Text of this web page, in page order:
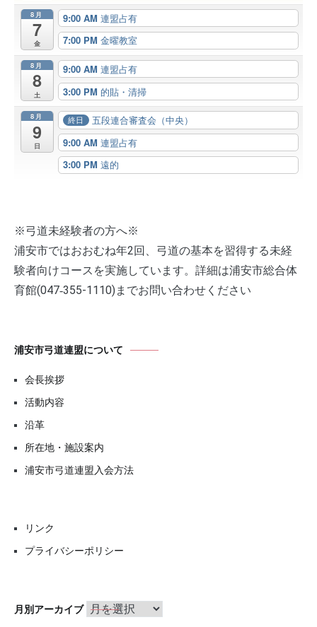
8月
7
金
9:00 AM 連盟占有
7:00 PM 金曜教室
8月
8
土
9:00 AM 連盟占有
3:00 PM 的貼・清掃
8月
9
日
終日
五段連合審査会（中央）
9:00 AM 連盟占有
3:00 PM 遠的
※弓道未経験者の方へ※
浦安市ではおおむね年2回、弓道の基本を習得する未経
験者向けコースを実施しています。詳細は浦安市総合体
育館(047‐355-1110)までお問い合わせください
浦安市弓道連盟について
会長挨拶
活動内容
沿革
所在地・施設案内
浦安市弓道連盟入会方法
リンク
プライバシーポリシー
月別アーカイブ 月
別